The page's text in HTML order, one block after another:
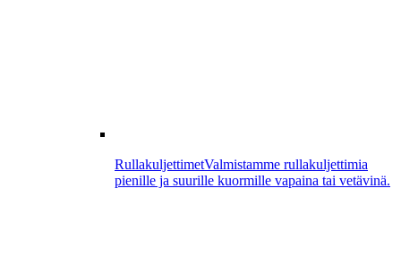
RullakuljettimetValmistamme rullakuljettimia
pienille ja suurille kuormille vapaina tai vetävinä.